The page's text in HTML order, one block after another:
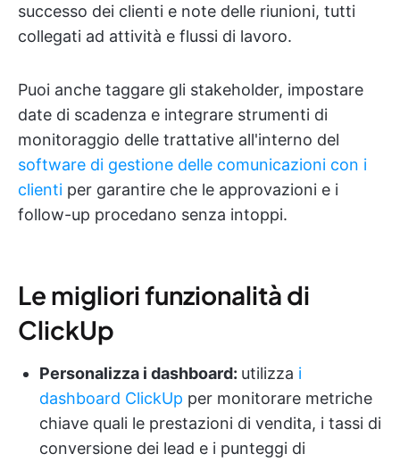
successo dei clienti e note delle riunioni, tutti
collegati ad attività e flussi di lavoro.
Puoi anche taggare gli stakeholder, impostare
date di scadenza e integrare strumenti di
monitoraggio delle trattative all'interno del
software di gestione delle comunicazioni con i
clienti per garantire che le approvazioni e i
follow-up procedano senza intoppi.
Le migliori funzionalità di
ClickUp
Personalizza i dashboard: utilizza i
dashboard ClickUp per monitorare metriche
chiave quali le prestazioni di vendita, i tassi di
conversione dei lead e i punteggi di